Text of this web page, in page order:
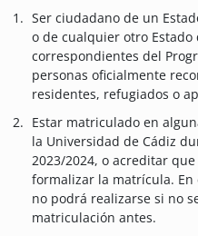
Ser ciudadano de un
o de cualquier otro
correspondientes del
personas oficialmente
residentes, refugiados o
Estar matriculado en
la Universidad de Cádiz
2023/2024, o acreditar
formalizar la matrícula.
no podrá realizarse si no
matriculación antes.